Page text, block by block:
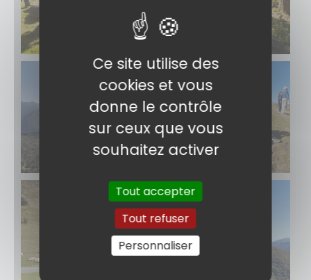
Ce site utilise des
cookies et vous
donne le contrôle
sur ceux que vous
souhaitez activer
Tout accepter
Tout refuser
Personnaliser